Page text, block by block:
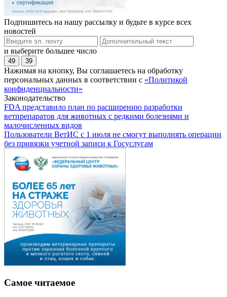
Подпишитесь на нашу рассылку и будьте в курсе всех
новостей
и выберите большее число
49 39
Нажимая на кнопку, Вы соглашаетесь на обработку
персональных данных в соответствии с «Политикой
конфиденциальности»
Законодательство
FDA представило план по расширению разработки
ветпрепаратов для животных с редкими болезнями и
малочисленных видов
Пользователи ВетИС с 1 июля не смогут выполнять операции
без привязки учетной записи к Госуслугам
Самое читаемое